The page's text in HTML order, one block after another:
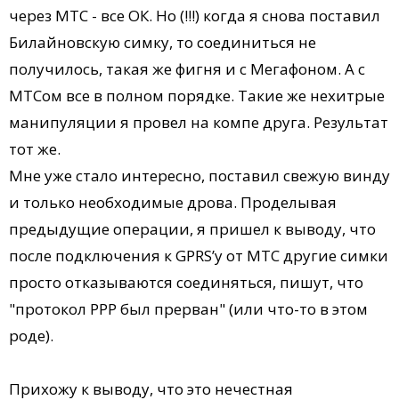
через МТС - все ОК. Но (!!!) когда я снова поставил
Билайновскую симку, то соединиться не
получилось, такая же фигня и с Мегафоном. А с
МТСом все в полном порядке. Такие же нехитрые
манипуляции я провел на компе друга. Результат
тот же.
Мне уже стало интересно, поставил свежую винду
и только необходимые дрова. Проделывая
предыдущие операции, я пришел к выводу, что
после подключения к GPRS’у от МТС другие симки
просто отказываются соединяться, пишут, что
"протокол PPP был прерван" (или что-то в этом
роде).
Прихожу к выводу, что это нечестная